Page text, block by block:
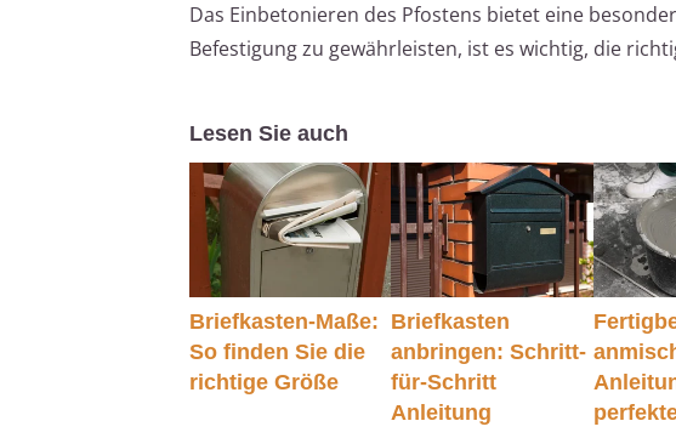
Das Einbetonieren des Pfostens bietet eine
Befestigung zu gewährleisten, ist es wichtig, die
Lesen Sie auch
Briefkasten-Maße:
So finden Sie die
richtige Größe
Briefkasten
anbringen: Schritt-
für-Schritt
Anleitung